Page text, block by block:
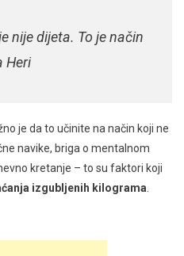
nije dijeta. To je način
Heri
je da to učinite na način koji ne
navike, briga o mentalnom
kretanje – to su faktori koji
izgubljenih kilograma